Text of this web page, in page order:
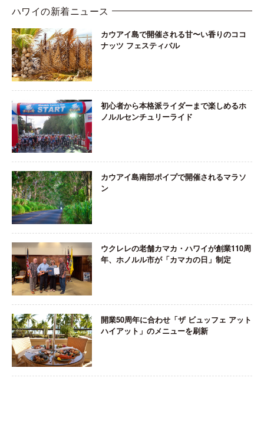
ハワイの新着ニュース
カウアイ島で開催される甘〜い香りのココ
ナッツ フェスティバル
初心者から本格派ライダーまで楽しめるホ
ノルルセンチュリーライド
カウアイ島南部ポイプで開催されるマラソ
ン
ウクレレの老舗カマカ・ハワイが創業110周
年、ホノルル市が「カマカの日」制定
開業50周年に合わせ「ザ ビュッフェ アット
ハイアット」のメニューを刷新